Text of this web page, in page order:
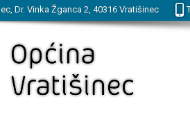
Dr. Vinka Žganca 2, 40316 Vratišinec